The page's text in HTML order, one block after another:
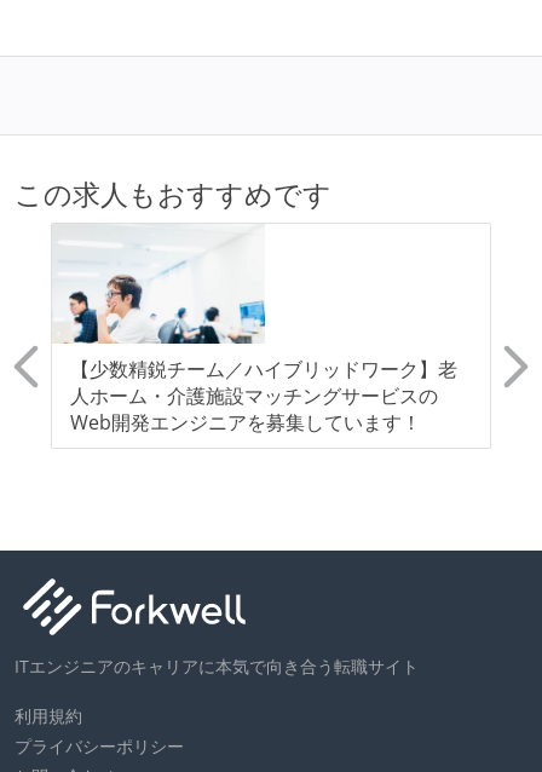
この求人もおすすめです
【少数精鋭チーム／ハイブリッドワーク】老
人ホーム・介護施設マッチングサービスの
Web開発エンジニアを募集しています！
ITエンジニアのキャリアに本気で向き合う転職サイト
利用規約
プライバシーポリシー